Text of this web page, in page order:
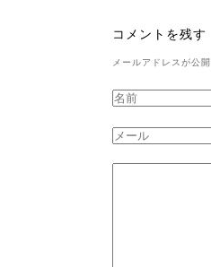
コメントを残す
メールアドレスが公